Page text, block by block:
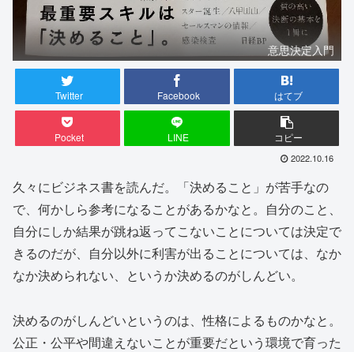
意思決定入門
Twitter Facebook はてブ
Pocket LINE コピー
2022.10.16
久々にビジネス書を読んだ。「決めること」が苦手なの
で、何かしら参考になることがあるかなと。自分のこと、
自分にしか結果が跳ね返ってこないことについては決定で
きるのだが、自分以外に利害が出ることについては、なか
なか決められない、というか決めるのがしんどい。
決めるのがしんどいというのは、性格によるものかなと。
公正・公平や間違えないことが重要だという環境で育った